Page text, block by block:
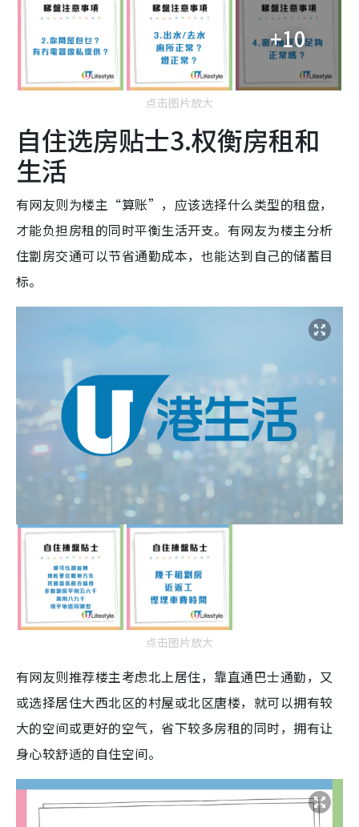
+10
点击图片放大
自住选房贴士3.权衡房租和
生活
有网友则为楼主“算账”，应该选择什么类型的租盘，
才能负担房租的同时平衡生活开支。有网友为楼主分析
住劏房交通可以节省通勤成本，也能达到自己的储蓄目
标。
点击图片放大
有网友则推荐楼主考虑北上居住，靠直通巴士通勤，又
或选择居住大西北区的村屋或北区唐楼，就可以拥有较
大的空间或更好的空气，省下较多房租的同时，拥有让
身心较舒适的自住空间。